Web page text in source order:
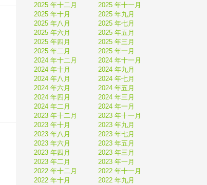
2025 年十二月
2025 年十一月
2025 年十月
2025 年九月
2025 年八月
2025 年七月
2025 年六月
2025 年五月
2025 年四月
2025 年三月
2025 年二月
2025 年一月
2024 年十二月
2024 年十一月
2024 年十月
2024 年九月
2024 年八月
2024 年七月
2024 年六月
2024 年五月
2024 年四月
2024 年三月
2024 年二月
2024 年一月
2023 年十二月
2023 年十一月
2023 年十月
2023 年九月
2023 年八月
2023 年七月
2023 年六月
2023 年五月
2023 年四月
2023 年三月
2023 年二月
2023 年一月
2022 年十二月
2022 年十一月
2022 年十月
2022 年九月